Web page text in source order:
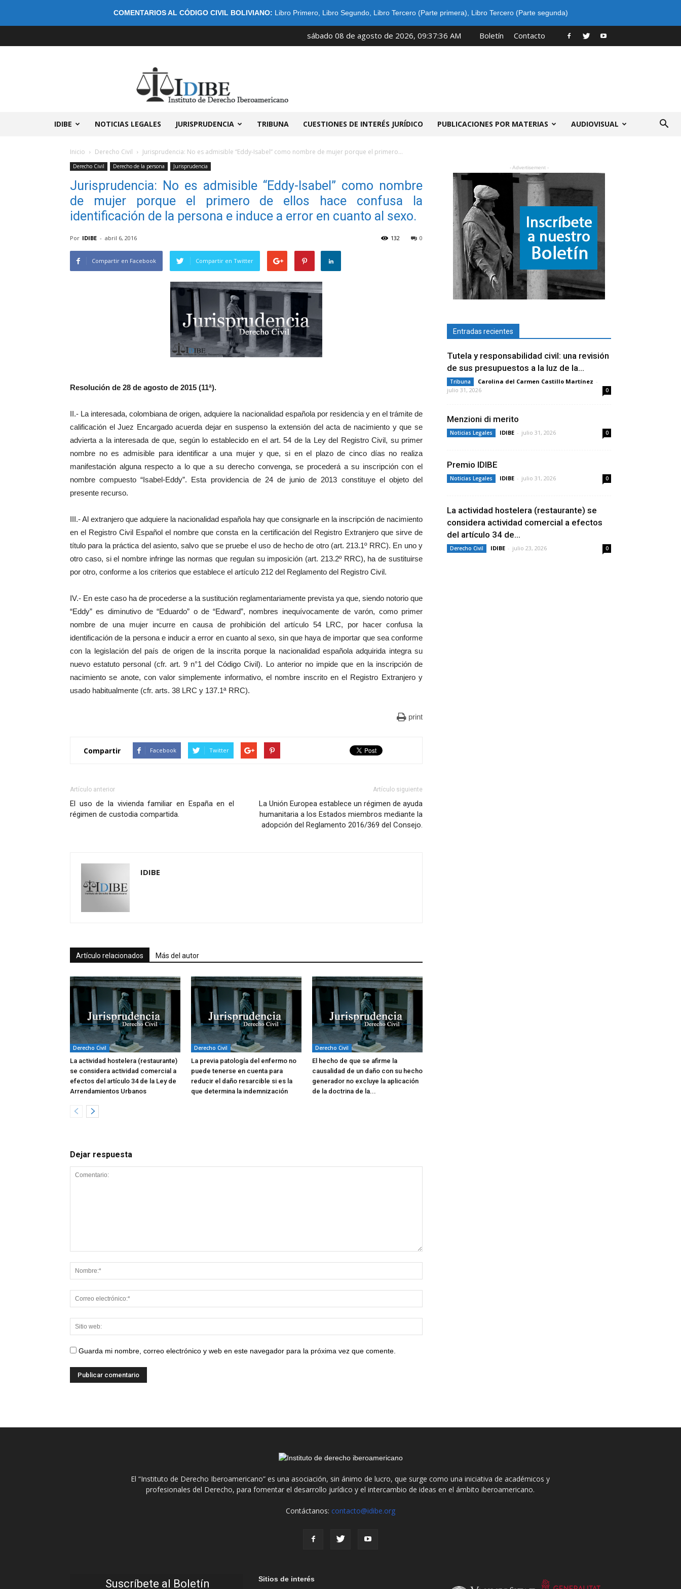
COMENTARIOS AL CÓDIGO CIVIL BOLIVIANO: Libro Primero, Libro Segundo, Libro Tercero (Parte primera) Libro Tercero (Parte segunda)
sábado 08 de agosto de 2026, 09:37:36 AM Boletín Contacto
IDIBE NOTICIAS LEGALES JURISPRUDENCIA TRIBUNA CUESTIONES DE INTERÉS JURÍDICO PUBLICACIONES POR MATERIAS AUDIOVISUAL
Inicio Derecho Civil Jurisprudencia: No es admisible “Eddy-Isabel” como nombre de mujer porque el primero...
Derecho Civil Derecho de la persona Jurisprudencia
Jurisprudencia: No es admisible “Eddy-Isabel” como nombre
de mujer porque el primero de ellos hace confusa la
identificación de la persona e induce a error en cuanto al sexo.
Por IDIBE - abril 6, 2016 0
132
Compartir en Facebook Compartir en Twitter
Resolución de 28 de agosto de 2015 (11ª).
II.- La interesada, colombiana de origen, adquiere la nacionalidad española por residencia y en el trámite de
calificación el Juez Encargado acuerda dejar en suspenso la extensión del acta de nacimiento y que se
advierta a la interesada de que, según lo establecido en el art. 54 de la Ley del Registro Civil, su primer
nombre no es admisible para identificar a una mujer y que, si en el plazo de cinco días no realiza
manifestación alguna respecto a lo que a su derecho convenga, se procederá a su inscripción con el
nombre compuesto “Isabel-Eddy”. Esta providencia de 24 de junio de 2013 constituye el objeto del
presente recurso.
III.- Al extranjero que adquiere la nacionalidad española hay que consignarle en la inscripción de nacimiento
en el Registro Civil Español el nombre que consta en la certificación del Registro Extranjero que sirve de
título para la práctica del asiento, salvo que se pruebe el uso de hecho de otro (art. 213.1º RRC). En uno y
otro caso, si el nombre infringe las normas que regulan su imposición (art. 213.2º RRC), ha de sustituirse
por otro, conforme a los criterios que establece el artículo 212 del Reglamento del Registro Civil.
IV.- En este caso ha de procederse a la sustitución reglamentariamente prevista ya que, siendo notorio que
“Eddy” es diminutivo de “Eduardo” o de “Edward”, nombres inequívocamente de varón, como primer
nombre de una mujer incurre en causa de prohibición del artículo 54 LRC, por hacer confusa la
identificación de la persona e inducir a error en cuanto al sexo, sin que haya de importar que sea conforme
con la legislación del país de origen de la inscrita porque la nacionalidad española adquirida integra su
nuevo estatuto personal (cfr. art. 9 n°1 del Código Civil). Lo anterior no impide que en la inscripción de
nacimiento se anote, con valor simplemente informativo, el nombre inscrito en el Registro Extranjero y
usado habitualmente (cfr. arts. 38 LRC y 137.1ª RRC).
print
Compartir Facebook Twitter
Artículo anterior
El uso de la vivienda familiar en España en el
régimen de custodia compartida.
Artículo siguiente
La Unión Europea establece un régimen de ayuda
humanitaria a los Estados miembros mediante la
adopción del Reglamento 2016/369 del Consejo.
IDIBE
Artículo relacionados Más del autor
Derecho Civil
La actividad hostelera (restaurante)
se considera actividad comercial a
efectos del artículo 34 de la Ley de
Arrendamientos Urbanos
Derecho Civil
La previa patología del enfermo no
puede tenerse en cuenta para
reducir el daño resarcible si es la
que determina la indemnización
Derecho Civil
El hecho de que se afirme la
causalidad de un daño con su hecho
generador no excluye la aplicación
de la doctrina de la...
Dejar respuesta
Guarda mi nombre, correo electrónico y web en este navegador para la próxima vez que comente.
- Advertisement -
Entradas recientes
Tutela y responsabilidad civil: una revisión
de sus presupuestos a la luz de la...
Tribuna Carolina del Carmen Castillo Martínez -
julio 31, 2026
0
Menzioni di merito
Noticias Legales IDIBE - julio 31, 2026 0
Premio IDIBE
Noticias Legales IDIBE - julio 31, 2026 0
La actividad hostelera (restaurante) se
considera actividad comercial a efectos
del artículo 34 de...
Derecho Civil IDIBE - julio 23, 2026 0
El “Instituto de Derecho Iberoamericano” es una asociación, sin ánimo de lucro, que surge como una iniciativa de académicos y
profesionales del Derecho, para fomentar el desarrollo jurídico y el intercambio de ideas en el ámbito iberoamericano.
Contáctanos: contacto@idibe.org
Suscríbete al Boletín Sitios de interés